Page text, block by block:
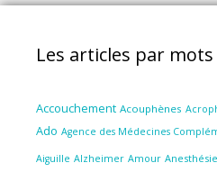
Les articles par mots
Accouchement Acouphènes
Ado Agence des Médecines
Aiguille Alzheimer Amour Anesthésie